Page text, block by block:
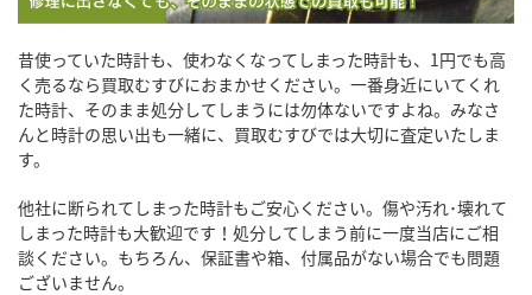
昔使っていた時計も、使わなくなってしまった時計も、1円でも高
く売るなら買取むすびにおまかせください。一番身近にいてくれ
た時計、そのまま処分してしまうには勿体ないですよね。みなさ
んと時計の思い出も一緒に、買取むすびでは大切に査定いたしま
す。
他社に断られてしまった時計もご安心ください。傷や汚れ･壊れて
しまった時計も大歓迎です！処分してしまう前に一度当店にご相
談ください。もちろん、保証書や箱、付属品がない場合でも問題
ございません。